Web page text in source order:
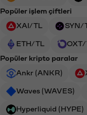
Popüler işlem çiftleri
XAI/TL
SYN/
ETH/TL OXT/
Popüler kripto paralar
Ankr (ANKR)
Waves (WAVES)
Hyperliquid (HYPE)